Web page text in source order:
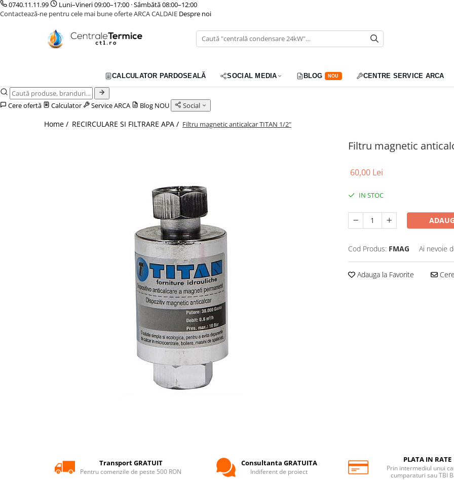
Toate Produsele
GAZ CONVENTIONALE
CAZANE COMBUSTIBIL SOLID
0740.11.11.99
Luni–Vineri 09:00–17:00 · Sâmbătă 08:00–12:00
Contactează-ne pentru cele mai bune oferte ARCA CALDAIE Despre noi
CALCULATOR PARDOSEALĂ SOCIAL MEDIA BLOG NOU CENTRE SERVICE ARCA
Cere ofertă Calculator Service ARCA Blog NOU Social
Home / RECIRCULARE SI FILTRARE APA / Filtru magnetic anticalcar TITAN 1/2"
Filtru magnetic
60,00 Lei
IN STOC
Cod Produs: FMAG Ai nevoie
Adauga la Favorite
Transport GRATUIT
Pentru comenzile de peste 500 RON
Consultanta GRATUITA
Indiferent de proiect
PLATA IN RATE
Prin intermediul unui
cumparaturi sau TBI